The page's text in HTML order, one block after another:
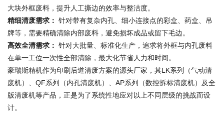
大块外框废料，提升人工撕边的效率与整洁度。
精细清废需求： 针对带有复杂内孔、细小连接点的彩盒、药盒、吊
牌等，需要精确清除内部废料，避免损坏成品或留下毛边。
高效全清需求： 针对大批量、标准化生产，追求将外框与内孔废料
在单一工位一次性全部清除，最大化节省人力和时间。
豪瑞斯精机作为印刷后道清废方案的源头厂家，其LK系列（气动清
废机）、QF系列（内孔清废机）、AP系列（数控拆标清废机）及全
版清废机等产品，正是为了系统性地应对以上不同层级的挑战而设
计。